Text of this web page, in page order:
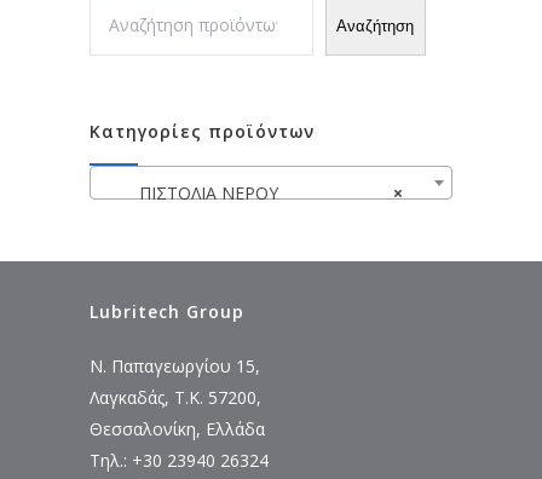
Αναζήτηση
Κατηγορίες προϊόντων
×
ΠΙΣΤΟΛΙΑ ΝΕΡΟΥ
Lubritech Group
Ν. Παπαγεωργίου 15,
Λαγκαδάς, Τ.Κ. 57200,
Θεσσαλονίκη, Ελλάδα
Τηλ.: +30 23940 26324